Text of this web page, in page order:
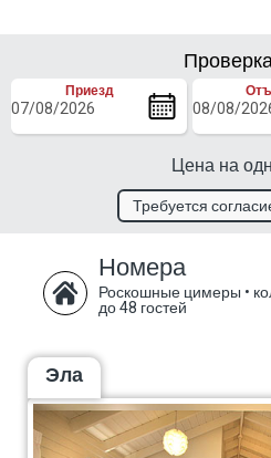
Приезд
Цена на
Требуется
Номера
Роскошные цимеры •
до 48 гостей
Эла